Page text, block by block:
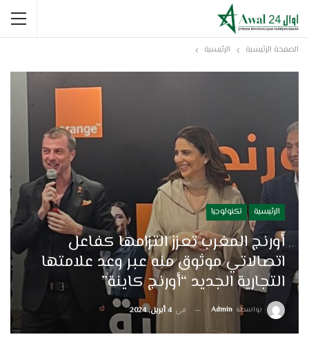
الصفحة الرئيسية الرئيسية
الرئيسية تكنولوجيا
أورنج المغرب تعزز التزامها كفاعل
اتصالاتي موثوق منه عبر وعد علامتها
التجارية الجديد “أورنج كاينة”
بواسطة Admin في 4 أبريل, 2024